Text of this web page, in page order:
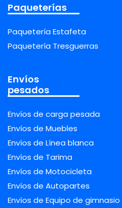
Paqueterías
Paquetería Estafeta
Paquetería Tresguerras
Envíos
pesados
Envíos de carga pesada
Envíos de Muebles
Envíos de Línea blanca
Envíos de Tarima
Envíos de Motocicleta
Envíos de Autopartes
Envíos de Equipo de gimnasio